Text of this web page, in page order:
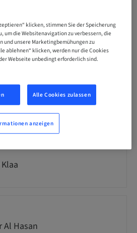
Informationen
Al Hasan
klicken, stimmen Sie der Speicherung
um die Websitenavigation zu verbessern, die
und unsere Marketingbemühungen zu
ablehnen“ klicken, werden nur die Cookies
Webseite unbedingt erforderlich sind.
Alle Cookies zulassen
anzeigen